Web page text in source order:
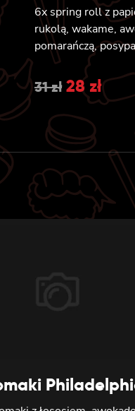
6x spring roll z
rukolą, wakame,
pomarańczą,
31zł Original
price
was:
28zł
price
28 zł.